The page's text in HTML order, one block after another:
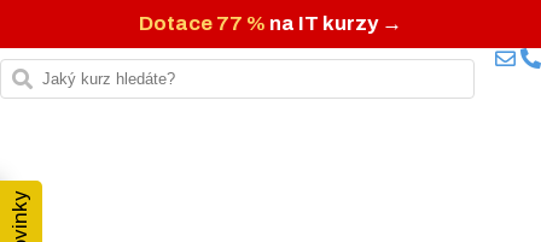
Dotace 77 % na IT kurzy →